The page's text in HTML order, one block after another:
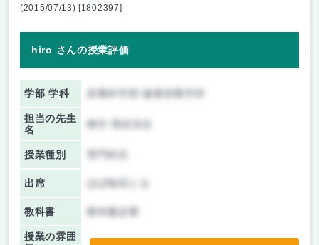
(2015/07/13) [1802397]
hiro さんの授業評価
学部 学科 栄養科学部 健康栄養学科
担当の先生
名
柳沢 香絵先生
授業種別
出席 ほぼ毎回とる
教科書 教科書必要
授業の雰囲